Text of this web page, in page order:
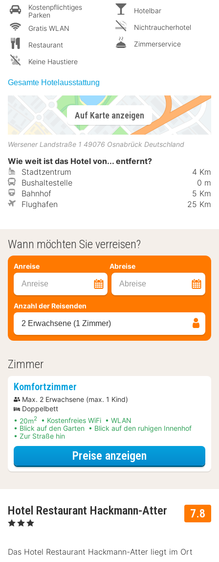
Kostenpflichtiges
Parken
Gratis WLAN
Restaurant
Keine Haustiere
Hotelbar
Nichtraucherhotel
Zimmerservice
Gesamte Hotelausstattung
Auf Karte anzeigen
Wersener Landstraße 1 49076 Osnabrück Deutschland
Wie weit ist das Hotel von... entfernt?
Stadtzentrum
4 Km
Bushaltestelle
0 m
Bahnhof
5 Km
Flughafen
25 Km
Wann möchten Sie verreisen?
Anreise Abreise
Anreise Abreise
Anzahl der Reisenden
2 Erwachsene (1 Zimmer)
Zimmer
Komfortzimmer
Max. 2 Erwachsene (max. 1 Kind)
Doppelbett
20m2 Kostenfreies WiFi
WLAN
Blick auf den Garten
Blick auf den ruhigen Innenhof
Zur Straße hin
Preise anzeigen
7.8
Hotel Restaurant Hackmann-Atter
, 3 Sterne
Das Hotel Restaurant Hackmann-Atter liegt im Ort